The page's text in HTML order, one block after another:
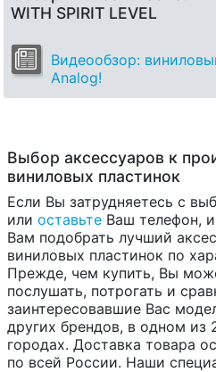
WITH SPIRIT LEVEL
Видеообзор:
Analog!
Выбор аксессуаров к
виниловых пластинок
Если Вы затрудняетесь с
или оставьте Ваш телефон,
Вам подобрать лучший
виниловых пластинок по
Прежде, чем купить, Вы
послушать, потрогать и
заинтересовавшие Вас
других брендов, в одном из
городах. Доставка товара
по всей России. Наши